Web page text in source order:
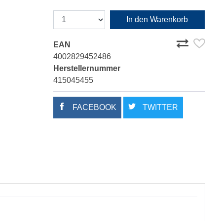
In den Warenkorb
EAN
4002829452486
Herstellernummer
415045455
FACEBOOK TWITTER